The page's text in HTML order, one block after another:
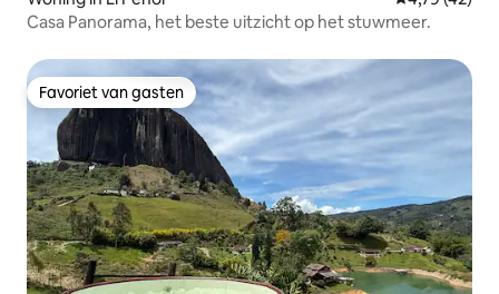
Casa Panorama, het beste uitzicht op het stuwmeer.
Favoriet van gasten
Favoriet van gasten